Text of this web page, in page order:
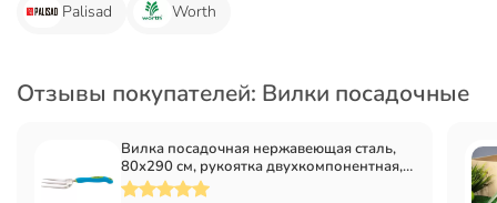
Palisad Worth
Отзывы покупателей: Вилки посадочные
Вилка посадочная нержавеющая сталь,
80х290 см, рукоятка двухкомпонентная,
Palisad, Premium plus, 62053